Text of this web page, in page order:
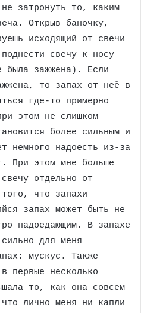
затронуть то, каким
Открыв баночку,
исходящий от свечи
свечу к носу
была зажжена). Если
то запах от неё в
где-то примерно
этом не слишком
более сильным и
немного надоесть из-за
При этом мне больше
отдельно от
что запахи
запах может быть не
надоедающим. В запахе
для меня
мускус. Также
первые несколько
то, как она совсем
лично меня ни капли